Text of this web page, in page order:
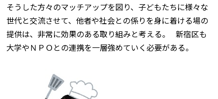
そうした方々のマッチアップを図り、子どもたちに様々な
世代と交流させて、他者や社会との係りを身に着ける場の
提供は、非常に効果のある取り組みと考える。 新宿区も
大学やＮＰＯとの連携を一層強めていく必要がある。